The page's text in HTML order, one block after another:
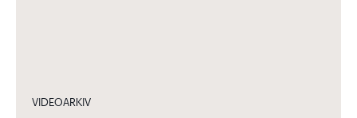
VIDEOARKIV